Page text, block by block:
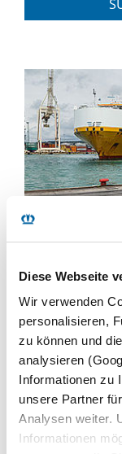
Diese Webseite
Wir verwenden
personalisieren,
zu können und
analysieren
Informationen zu
unsere Partner
Analysen weiter.
Informationen
PLATFORMA
Lankstesnės